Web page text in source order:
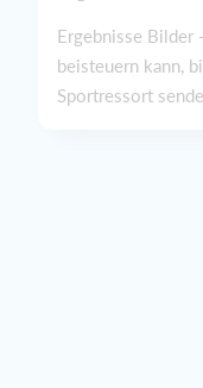
Ergebnisse Bilder
beisteuern kann,
Sportressort